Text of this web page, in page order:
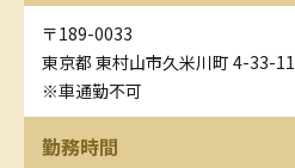
〒189-0033
東京都 東村山市久米川町 4-33-11
※車通勤不可
勤務時間